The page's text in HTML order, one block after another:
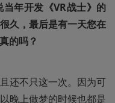
年开发《VR战士》的
久，最后是有一天您在
的吗？
还不只这一次。因为可
晚上做梦的时候也都是